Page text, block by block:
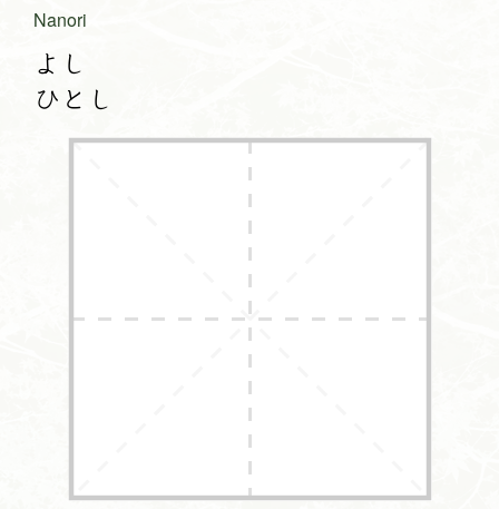
Nanori
よし
ひとし